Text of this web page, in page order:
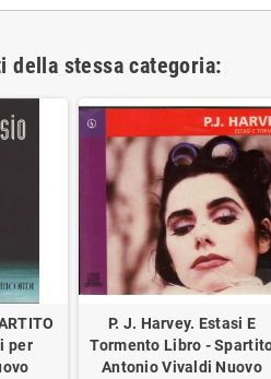
della stessa categoria:
per
P. J. Harvey. Estasi E
Tormento Libro -
Antonio Vivaldi Nuovo